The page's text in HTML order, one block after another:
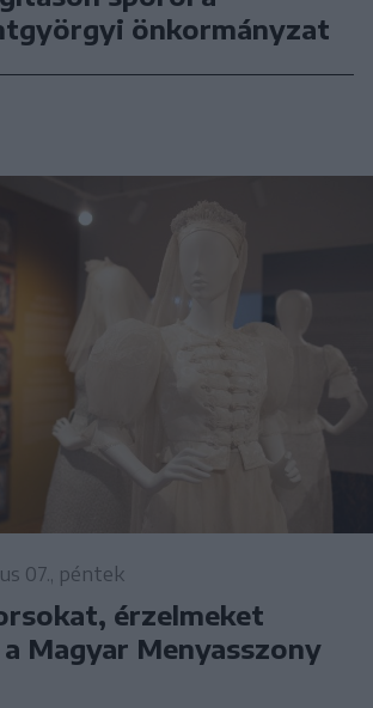
önkormányzat
07., péntek
érzelmeket
Magyar Menyasszony